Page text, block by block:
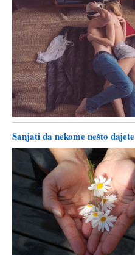
Sanjati da nekome nešto dajete